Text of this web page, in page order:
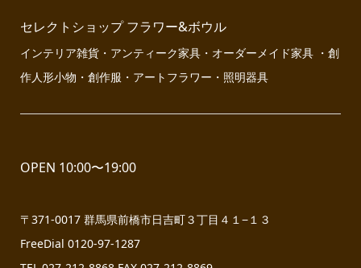
セレクトショップ フラワー&ボウル
インテリア雑貨・アンティーク家具・オーダーメイド家具 ・創
作人形小物・創作服・アートフラワー・照明器具
OPEN 10:00〜19:00
〒371-0017 群馬県前橋市日吉町３丁目４１−１３
FreeDial 0120-97-1287